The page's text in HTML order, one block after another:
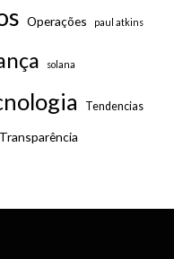
Operações paul atkins
solana
Tendencias
Transparência